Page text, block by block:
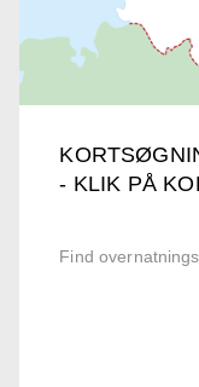
- KLIK PÅ
Find